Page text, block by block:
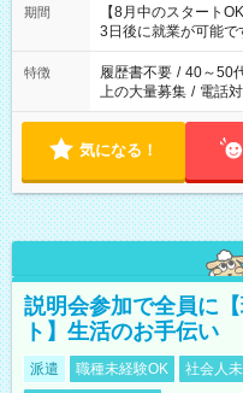
「できれば残業はし
ね。 ※Wワーク希望の方へ 今ご覧のお仕事で希望する勤務時間
と、もう1つのお仕
合は応募できません。
期間
【8月中のスタート
3日後に就業が可能で
特徴 履歴書不要 / 40～50
上の大量募集 / 電話
気になる！
説明会参加で全員に
ト】生活のお手伝い
派遣 職種未経験OK 社会人